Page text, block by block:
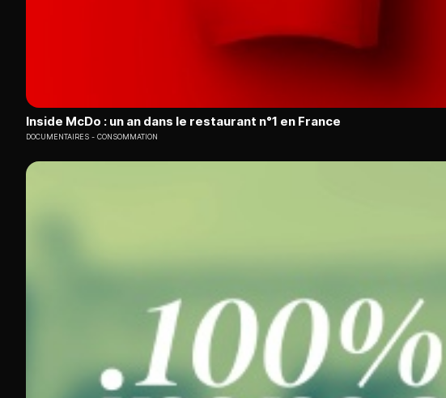
Inside McDo : un an dans le restaurant n°1 en France
DOCUMENTAIRES CONSOMMATION